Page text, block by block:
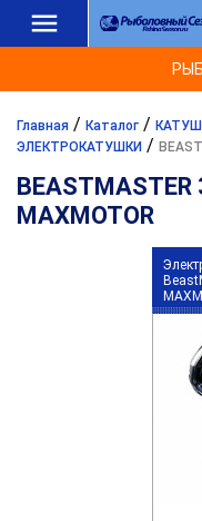
Главная / Каталог /
ЭЛЕКТРОКАТУШКИ /
BEASTMASTER
MAXMOTOR